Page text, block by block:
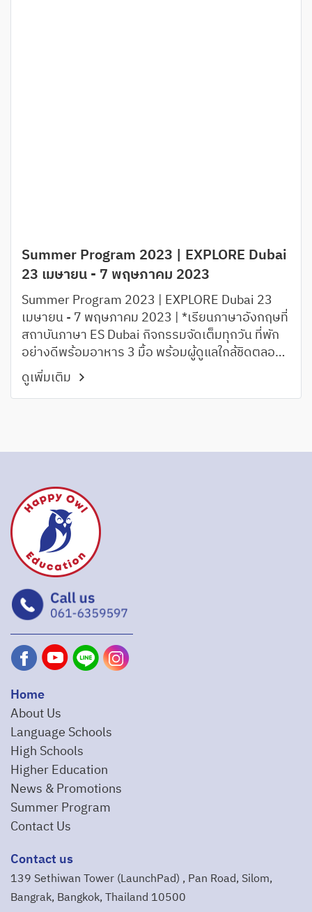
Summer Program 2023 | EXPLORE Dubai
23 เมษายน - 7 พฤษภาคม 2023
Summer Program 2023 | EXPLORE Dubai 23
เมษายน - 7 พฤษภาคม 2023 | *เรียนภาษาอังกฤษที่
สถาบันภาษา ES Dubai กิจกรรมจัดเต็มทุกวัน ที่พัก
อย่างดีพร้อมอาหาร 3 มื้อ พร้อมผู้ดูแลใกล้ชิดตลอด
โปรแกรม
ดูเพิ่มเติม
Home
About Us
Language Schools
High Schools
Higher Education
News & Promotions
Summer Program
Contact Us
Contact us
139 Sethiwan Tower (LaunchPad) , Pan Road, Silom,
Bangrak, Bangkok, Thailand 10500